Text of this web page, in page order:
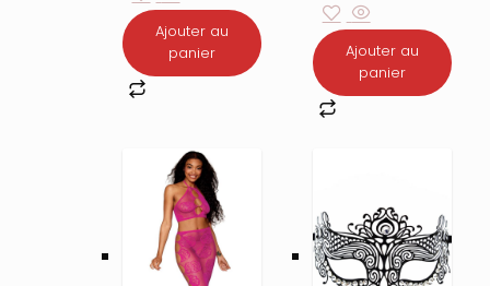
Ajouter au
panier
Ajouter au
panier